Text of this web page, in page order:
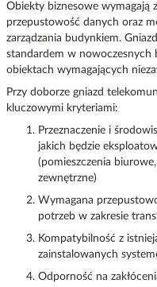
Obiekty biznesowe wymagają
przepustowość danych oraz
zarządzania budynkiem.
standardem w nowoczesnych
obiektach wymagających
Przy doborze gniazd
kluczowymi kryteriami:
Przeznaczenie i
jakich będzie
(pomieszczenia
zewnętrzne)
Wymagana
potrzeb w zakresie
Kompatybilność z
zainstalowanych
Odporność na